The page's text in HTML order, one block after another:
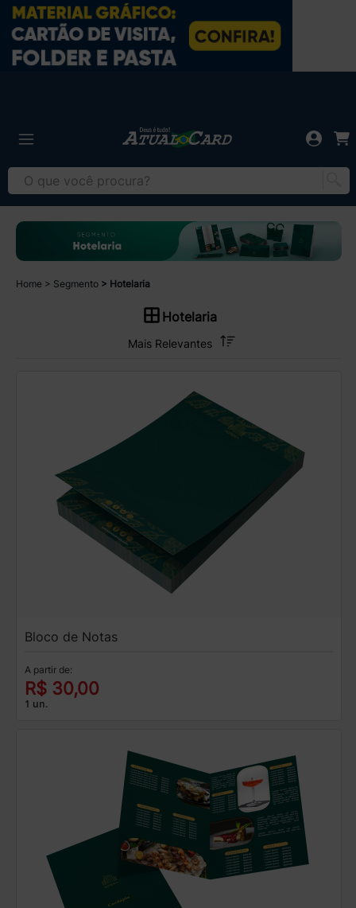
Home Segmento Hotelaria
Hotelaria
Bloco de Notas
A partir de:
R$ 30,00
1 un.